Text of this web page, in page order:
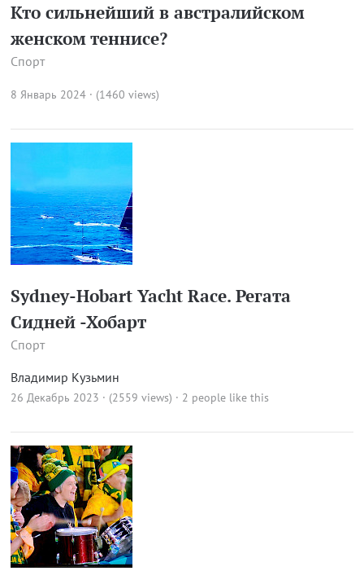
Кто сильнейший в австралийском
женском теннисе?
Спорт
8 Январь 2024 · (1460 views)
Sydney-Hobart Yacht Race. Регата
Сидней -Хобарт
Спорт
Владимир Кузьмин
26 Декабрь 2023 · (2559 views) · 2 people like this